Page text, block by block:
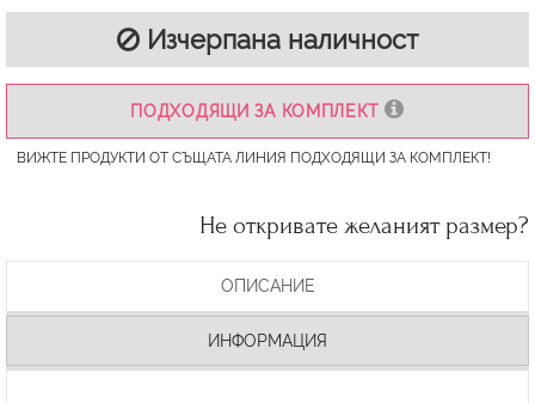
Изчерпана наличност
ПОДХОДЯЩИ ЗА КОМПЛЕКТ
ВИЖТЕ ПРОДУКТИ ОТ СЪЩАТА ЛИНИЯ ПОДХОДЯЩИ ЗА КОМПЛЕКТ!
Не откривате желаният размер?
ОПИСАНИЕ
ИНФОРМАЦИЯ